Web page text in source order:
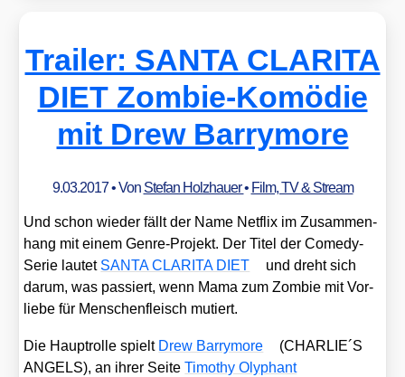
Trailer: SANTA CLARITA
DIET Zombie-Komödie
mit Drew Barrymore
9.03.2017• Von Stefan Holzhauer• Film, TV & Stream
Und schon wie­der fällt der Name Net­flix im Zusam­men­
hang mit einem Gen­re-Pro­jekt. Der Titel der Come­dy-
Serie lau­tet SANTA CLARITA DIET
und dreht sich
dar­um, was pas­siert, wenn Mama zum Zom­bie mit Vor­
lie­be für Men­schen­fleisch mutiert.
Die Haupt­rol­le spielt Drew Bar­ry­mo­re
(CHARLIE´S
ANGELS), an ihrer Sei­teTimo­thy Oly­phant